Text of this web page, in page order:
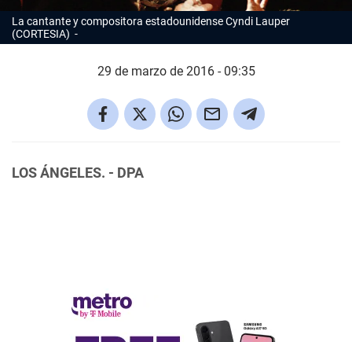
La cantante y compositora estadounidense Cyndi Lauper
(CORTESIA)
29 de marzo de 2016 - 09:35
LOS ÁNGELES. - DPA